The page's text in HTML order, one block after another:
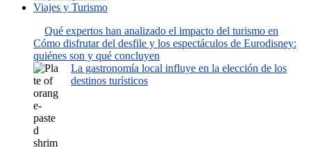
Viajes y Turismo
Qué expertos han analizado el impacto del turismo en
Cómo disfrutar del desfile y los espectáculos de Eurodisney:
quiénes son y qué concluyen
La gastronomía local influye en la elección de los
destinos turísticos